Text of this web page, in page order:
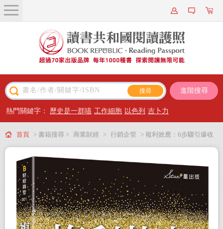
關於我們
近期新書
主題閱讀
出版專區
會員專屬
會員儲值方案
進階搜尋
熱門關鍵字： 歷史是一群喵 工作細胞 以色列 吉卜力
首頁 > 書籍搜尋 > 商業財經 > 行銷企管 > 複利效應：6步驟引爆收
入、生活和各項成就倍數成長